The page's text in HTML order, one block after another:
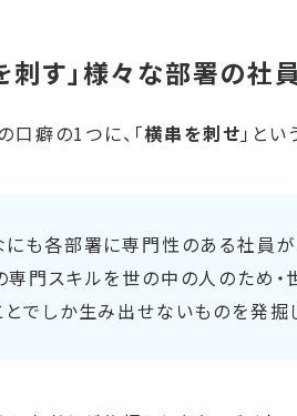
刺す」様々な部署の社
口癖の1つに、「横串を刺せ 」と
にも各部署に専門性のある社員が
専門スキルを世の中の人のため
でしか生み出せないものを発掘